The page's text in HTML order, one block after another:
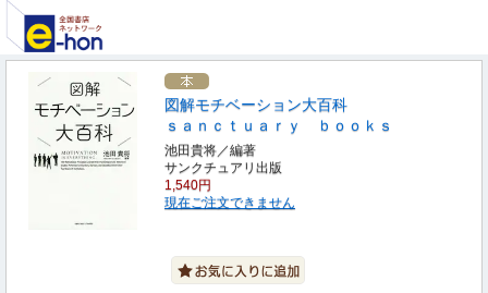
図解モチベーション大百科
ｓａｎｃｔｕａｒｙ ｂｏｏｋｓ
池田貴将／編著
サンクチュアリ出版
1,540円
現在ご注文できません